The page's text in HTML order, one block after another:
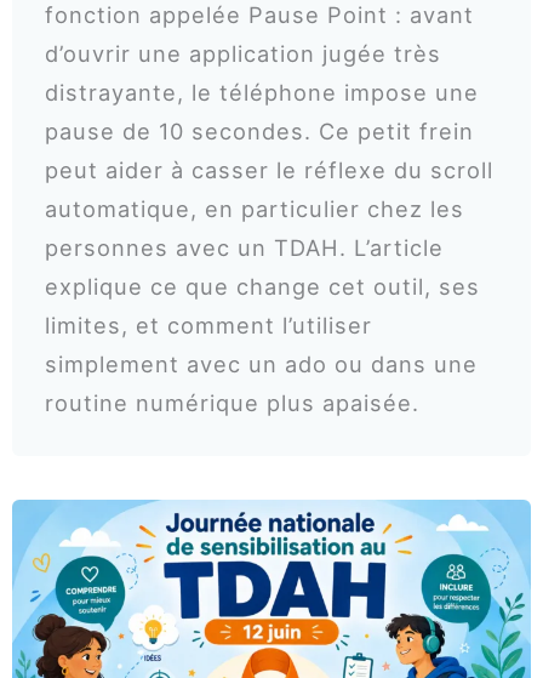
fonction appelée Pause Point : avant
d’ouvrir une application jugée très
distrayante, le téléphone impose une
pause de 10 secondes. Ce petit frein
peut aider à casser le réflexe du scroll
automatique, en particulier chez les
personnes avec un TDAH. L’article
explique ce que change cet outil, ses
limites, et comment l’utiliser
simplement avec un ado ou dans une
routine numérique plus apaisée.